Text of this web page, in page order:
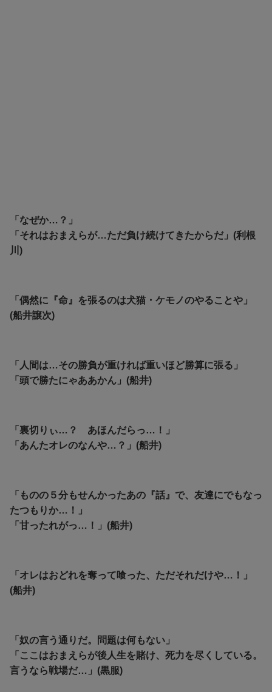
「なぜか…？」
「それはおまえらが…ただ負け続けてきたからだ」(利根
川)
「偶然に『命』を張るのは犬猫・ケモノのやることや」
(船井譲次)
「人間は…その勝負が重ければ重いほど勝算に張る」
「頭で勝たにゃああかん」(船井)
「裏切りぃ…？ あほんだらっ…！」
「あんたオレのなんや…？」(船井)
「ものの５分もせんかったあの『話』で、友達にでもなっ
たつもりか…！」
「甘ったれがっ…！」(船井)
「オレはおどれを奪って喰った、ただそれだけや…！」
(船井)
「奴の言う通りだ。問題は何もない」
「ここはおまえらが後人生を賭け、死力を尽くしている。
言うなら戦場だ…」(黒服)